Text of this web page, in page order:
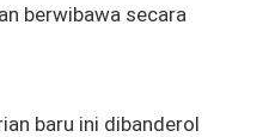
berwibawa secara
baru ini dibanderol